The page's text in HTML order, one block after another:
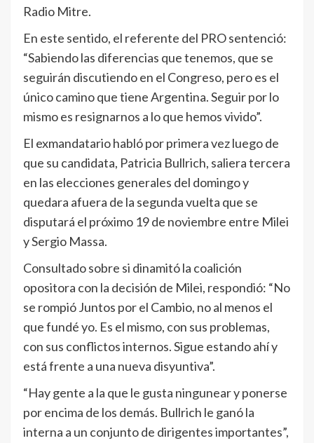
Radio Mitre.
En este sentido, el referente del PRO sentenció:
“Sabiendo las diferencias que tenemos, que se
seguirán discutiendo en el Congreso, pero es el
único camino que tiene Argentina. Seguir por lo
mismo es resignarnos a lo que hemos vivido”.
El exmandatario habló por primera vez luego de
que su candidata, Patricia Bullrich, saliera tercera
en las elecciones generales del domingo y
quedara afuera de la segunda vuelta que se
disputará el próximo 19 de noviembre entre Milei
y Sergio Massa.
Consultado sobre si dinamitó la coalición
opositora con la decisión de Milei, respondió: “No
se rompió Juntos por el Cambio, no al menos el
que fundé yo. Es el mismo, con sus problemas,
con sus conflictos internos. Sigue estando ahí y
está frente a una nueva disyuntiva”.
“Hay gente a la que le gusta ningunear y ponerse
por encima de los demás. Bullrich le ganó la
interna a un conjunto de dirigentes importantes”,